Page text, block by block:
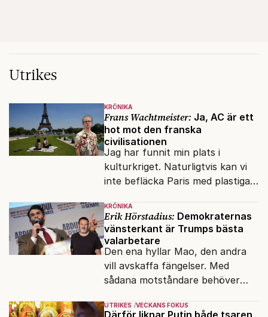
Utrikes
KRÖNIKA
Frans Wachtmeister: Ja, AC är ett
hot mot den franska
civilisationen
Jag har funnit min plats i
kulturkriget. Naturligtvis kan vi
inte befläcka Paris med plastiga
KRÖNIKA
Erik Hörstadius: Demokraternas
vänsterkant är Trumps bästa
valarbetare
Den ena hyllar Mao, den andra
vill avskaffa fängelser. Med
sådana motståndare behöver
vänner.
UTRIKES VECKANS FOKUS
Därför liknar Putin både tsaren